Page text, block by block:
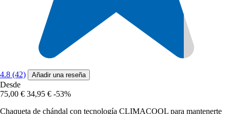
4.8 (42) Añadir una reseña
Desde
75,00 € 34,95 € -53%
Chaqueta de chándal con tecnología CLIMACOOL para mantenerte